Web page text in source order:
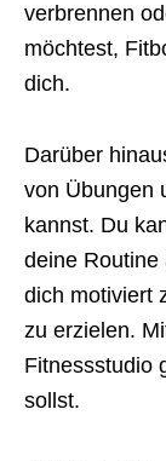
verbrennen
möchtest,
dich.
Darüber
von Übungen
kannst. Du
deine Routine
dich motiviert
zu erzielen.
Fitnessstudio
sollst.